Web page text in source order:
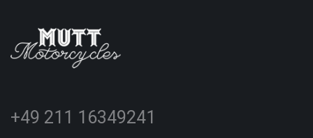
+49 211 16349241